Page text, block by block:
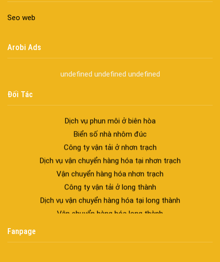
Seo web
Arobi Ads
undefined undefined undefined
Đối Tác
Spa chăm sóc da mặt tại biên hòa
Dịch vụ phun chân mày ở biên hòa
Dịch vụ phun môi ở biên hòa
Biển số nhà nhôm đúc
Công ty vận tải ở nhơn trạch
Dịch vụ vận chuyển hàng hóa tại nhơn trạch
Vận chuyển hàng hóa nhơn trạch
Công ty vận tải ở long thành
Dịch vụ vận chuyển hàng hóa tại long thành
Vận chuyển hàng hóa long thành
Fanpage